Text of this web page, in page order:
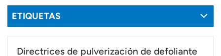
ETIQUETAS
Directrices de pulverización de defoliante